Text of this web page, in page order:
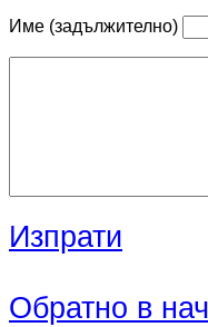
Име (задължително)
Изпрати
Обратно в